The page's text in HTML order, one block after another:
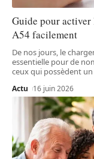
Guide pour activer
A54 facilement
De nos jours, le
essentielle pour de
ceux qui possèdent
Actu 16 juin 2026